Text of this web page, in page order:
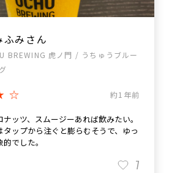
ふみさん
BREWING 虎ノ門 / うちゅうブルー
約1年前
ッツ、スムージーあれば飲みたい。
タップから注ぐと膨らむそうで、ゆっ
でした。
7